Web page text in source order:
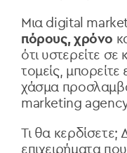
Μια digital
πόρους, χρόνο
ότι υστερείτε
τομείς,
χάσμα
marketing
Τι θα κερδίσετε;
επιχειρήματα